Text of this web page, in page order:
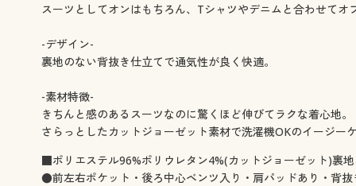
スーツとしてオンはもちろん、Tシャツやデニムと合わせてオ
-デザイン-
裏地のない背抜き仕立てで通気性が良く快適。
-素材特徴-
きちんと感のあるスーツなのに驚くほど伸びてラクな着心地。
さらっとしたカットジョーゼット素材で洗濯機OKのイージー
■ポリエステル96%ポリウレタン4%(カットジョーゼット)裏地
●前左右ポケット・後ろ中心ベンツ入り・肩パッドあり・背抜